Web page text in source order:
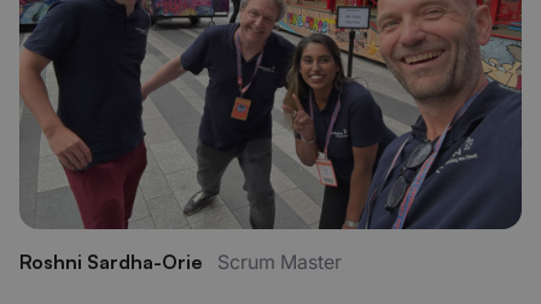
Roshni Sardha-Orie Scrum Master